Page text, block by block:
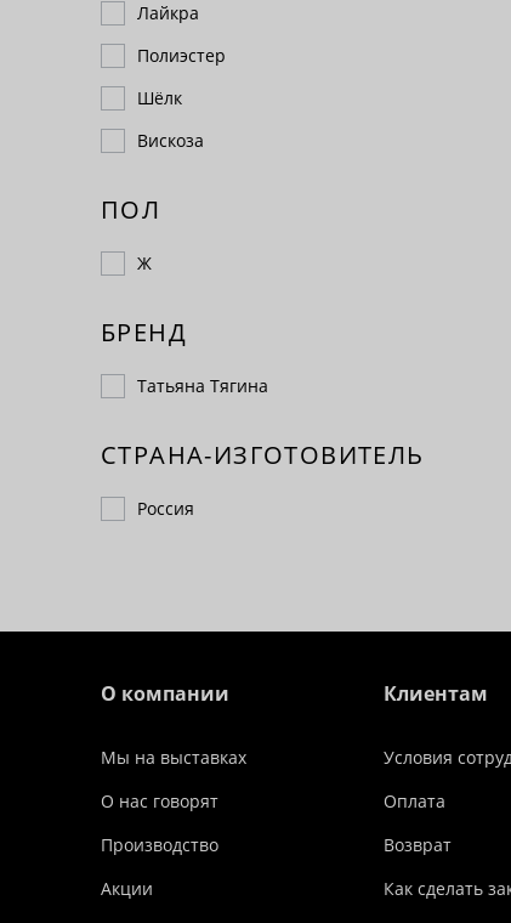
Лайкра
Полиэстер
Шёлк
Вискоза
ПОЛ
Ж
БРЕНД
Татьяна Тягина
СТРАНА-ИЗГОТОВИТЕЛЬ
Россия
О компании
Мы на выставках
О нас говорят
Производство
Акции
Клиентам
Условия
Оплата
Возврат
Как сделать